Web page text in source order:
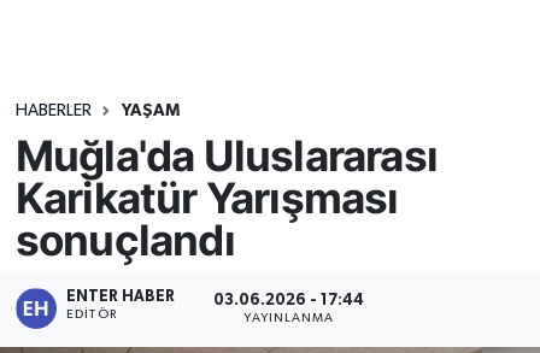
HABERLER YAŞAM
Muğla'da Uluslararası
Karikatür Yarışması
sonuçlandı
ENTER HABER
EDITÖR
03.06.2026 - 17:44
YAYINLANMA